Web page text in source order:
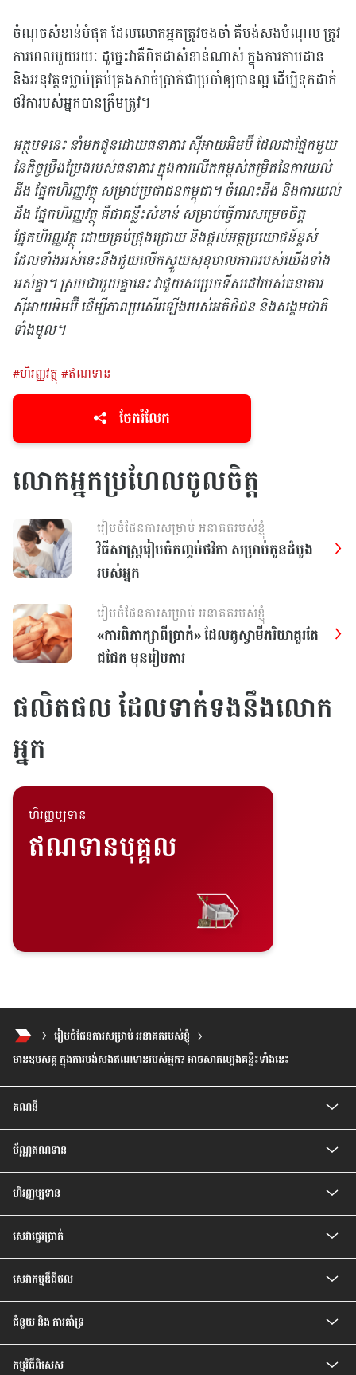
ចំណុចសំខាន់បំផុត ដែលលោកអ្នកត្រូវចងចាំ គឺបង់សងបំណុល ត្រូវ
ការពេលមួយរយៈ ដូច្នេះវាគឺពិតជាសំខាន់ណាស់ ក្នុងការតាមដាន
និងអនុវត្តទម្លាប់គ្រប់គ្រងសាច់ប្រាក់ជាប្រចាំឲ្យបានល្អ ដើម្បីទុកដាក់
ថវិការបស់អ្នកបានត្រឹមត្រូវ។
អត្ថបទនេះ នាំមកជូនដោយធនាគារ ស៊ីអាយអិមប៊ី ដែលជាផ្នែកមួយ
នៃកិច្ចប្រឹងប្រែងរបស់ធនាគារ ក្នុងការលើកកម្ពស់កម្រិតនៃការយល់
ដឹង ផ្នែកហិរញ្ញវត្ថុ សម្រាប់ប្រជាជនកម្ពុជា។ ចំណេះដឹង និងការយល់
ដឹង ផ្នែកហិរញ្ញវត្ថុ គឺជាគន្លឹះសំខាន់ សម្រាប់ធ្វើការសម្រេចចិត្ត
ផ្នែកហិរញ្ញវត្ថុ ដោយគ្រប់ជ្រុងជ្រោយ និងផ្តល់អត្ថប្រយោជន៍ខ្ពស់
ដែលទាំងអស់នេះនឹងជួយលើកស្ទួយសុខុមាលភាពរបស់យើងទាំង
អស់គ្នា។ ស្របជាមួយគ្នានេះ វាជួយសម្រេចទីសដៅរបស់ធនាគារ
ស៊ីអាយអិមប៊ី ដើម្បីភាពប្រសើរឡើងរបស់អតិថិជន និងសង្គមជាតិ
ទាំងមូល។
#ហិរញ្ញវត្ថុ #ឥណទាន
ចែករំលែក
លោកអ្នកប្រហែលចូលចិត្ត
រៀបចំផែនការសម្រាប់ អនាគតរបស់ខ្ញុំ
វិធីសាស្រ្តរៀបចំកញ្ចប់ថវិកា សម្រាប់កូនដំបូង
របស់អ្នក
រៀបចំផែនការសម្រាប់ អនាគតរបស់ខ្ញុំ
«ការពិភាក្សាពីប្រាក់» ដែលគូស្វាមីភរិយាគួរតែ
ជជែក មុនរៀបការ
ផលិតផល ដែលទាក់ទងនឹងលោក
អ្នក
ហិរញ្ញប្បទាន
ឥណទានបុគ្គល
រៀបចំផែនការសម្រាប់ អនាគតរបស់ខ្ញុំ
មានឧបសគ្គ ក្នុងការបង់សងឥណទានរបស់អ្នក? អាចសាកល្បងគន្លឹះទាំងនេះ
គណនី
គណនីកុមារ
គណនីបញ្ញើសំចៃ
គណនីសន្សំជាប្រាក់រៀល
គណនីបញ្ញើ មានកាលកំណត់
គណនីបញ្ញើ មានកាលកំណត់ ប្រាក់រៀល
គណនីចរន្តរូបិយប័ណ្ណបរទេស
គណនីបញ្ញើមានកាលកំណត់ រូបិយប័ណ្ណបរទេស
គណនីសន្សំវៃឆ្លាត
គណនីប្រាក់បៀវត្សវៃឆ្លាត
គណនី Prime
ប័ណ្ណឥណទាន
ប័ណ្ណឥណទាន CIMB Visa Gold
ប័ណ្ណឥណទាន CIMB PREFERRED VISA PLATINUM
បទប្បញ្ញត្តិ និងលក្ខខណ្ឌរបស់ម្ចាស់ប័ណ្ណ
ហិរញ្ញប្បទាន
ឥណទានគេហដ្ឋាន
ឥណទានរថយន្ត
ឥណទានបុគ្គល
ឥណទានប្រាក់បៀវត្ស
ឥណទានកែលម្អគេហដ្ឋាន
សេវា​ផ្ទេរ​ប្រាក់
សេវាផ្ទេរប្រាក់ Telegraph
សេវាកម្មឌីជីថល
សេវាធនាគារដោយខ្លួនឯង
ជំនួយ និង ការគាំទ្រ
អត្រា និង ការបង់ប្រាក់
សំណួរ ដែលសួរញឹកញាប់
កម្មវិធីពិសេស